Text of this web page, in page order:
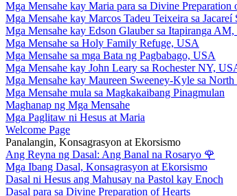
Mga Mensahe kay Maria para sa Divine Preparation
Mga Mensahe kay Marcos Tadeu Teixeira sa Jacareí
Mga Mensahe kay Edson Glauber sa Itapiranga
Mga Mensahe sa Holy Family Refuge, USA
Mga Mensahe sa mga Bata ng Pagbabago, USA
Mga Mensahe kay John Leary sa Rochester NY,
Mga Mensahe kay Maureen Sweeney-Kyle sa
Mga Mensahe mula sa Magkakaibang Pinagmulan
Maghanap ng Mga Mensahe
Mga Paglitaw ni Hesus at Maria
Welcome Page
Panalangin, Konsagrasyon at Ekorsismo
Ang Reyna ng Dasal: Ang Banal na Rosaryo 🌹
Mga Ibang Dasal, Konsagrasyon at Ekorsismo
Dasal ni Hesus ang Mahusay na Pastol kay Enoch
Dasal para sa Divine Preparation of Hearts